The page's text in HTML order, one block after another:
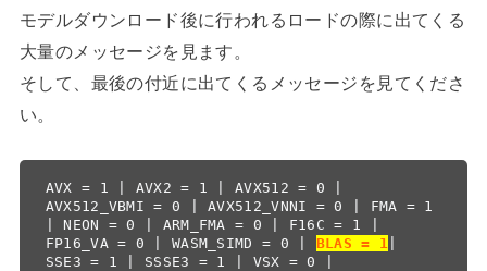
モデルダウンロード後に行われるロードの際に出てくる
大量のメッセージを見ます。
そして、最後の付近に出てくるメッセージを見てくださ
い。
AVX = 1 | AVX2 = 1 | AVX512 = 0 |
AVX512_VBMI = 0 | AVX512_VNNI = 0 | FMA = 1
| NEON = 0 | ARM_FMA = 0 | F16C = 1 |
FP16_VA = 0 | WASM_SIMD = 0 | BLAS = 1
SSE3 = 1 | SSSE3 = 1 | VSX = 0 |